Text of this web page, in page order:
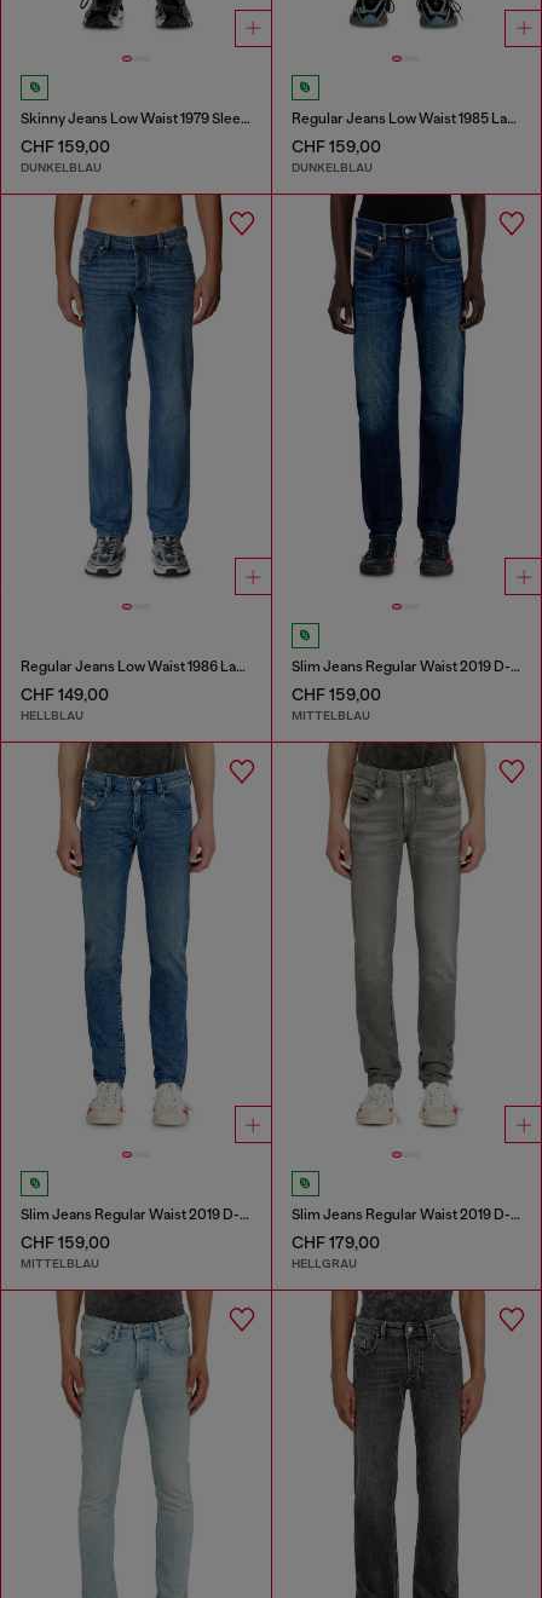
Skinny Jeans Low Waist 1979 Sleenker
CHF 159,00
DUNKELBLAU
Regular Jeans Low Waist 1985 Larkee
CHF 159,00
DUNKELBLAU
Regular Jeans Low Waist 1986 Larkee-Beex
CHF 149,00
HELLBLAU
Slim Jeans Regular Waist 2019 D-Strukt
CHF 159,00
MITTELBLAU
Slim Jeans Regular Waist 2019 D-Strukt
CHF 159,00
MITTELBLAU
Slim Jeans Regular Waist 2019 D-Strukt
CHF 179,00
HELLGRAU